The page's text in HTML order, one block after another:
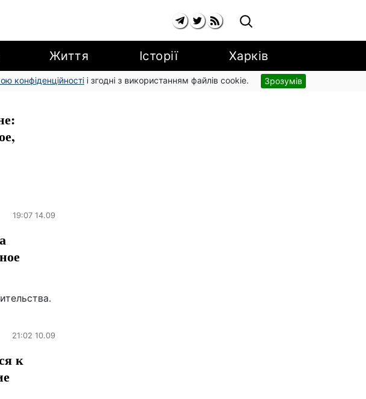
Життя Історії Харків
конфіденційності і згодні з використанням файлів cookie. Зрозумів
19:07 14.09
21:02 10.09
к